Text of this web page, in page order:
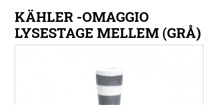
KÄHLER -OMAGGIO
LYSESTAGE MELLEM (GRÅ)